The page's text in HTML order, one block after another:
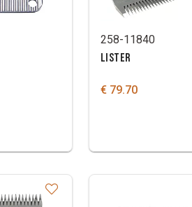
258-11840
LISTER
€ 79.70